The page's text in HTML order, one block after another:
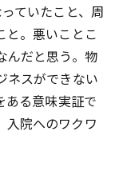
ていたこと、周
と。悪いことこ
んだと思う。物
ネスができない
ある意味実証で
院へのワクワ